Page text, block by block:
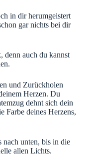
in dir herumgeistert
gar nichts bei dir
denn auch du kannst
und Zurückholen
Herzen. Du
dehnt sich dein
Farbe deines Herzens,
nach unten, bis in die
allen Lichts.